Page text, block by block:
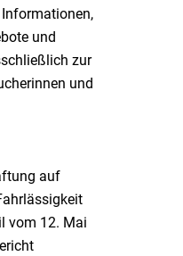
und
zur
und
auf
vom 12. Mai